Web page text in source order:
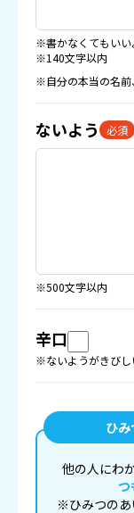
※書かなくてもいい
※140文字以内
※自分の本当の名前
ないよう 必須
※500文字以内
辛口
※ないようがきびし
ひ
他の人にわ
※ひみつのあ